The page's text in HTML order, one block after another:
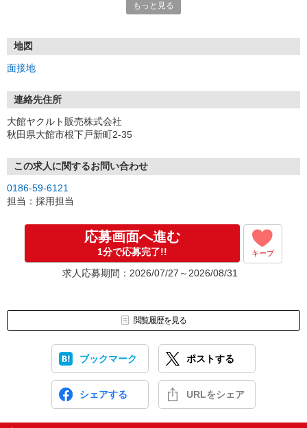
少しでも気になった方は、ぜひぜひご応募くださいね♪
TEL：0186-59-6121
■応募
内容を確認し、3営業日以内には、面接のご連絡をします。
■面接（1回）
ご不明点や不安な点を解消しながら、フランクにできればと思って
ます。
■内定・採用
もっと見る
地図
面接地
連絡先住所
大館ヤクルト販売株式会社
秋田県大館市根下戸新町2-35
この求人に関するお問い合わせ
0186-59-6121
担当：採用担当
応募画面へ進む
1分で応募完了!! キープ
求人応募期間：2026/07/27～2026/08/31
閲覧履歴を見る
ブックマーク ポストする
シェアする URLをシェア